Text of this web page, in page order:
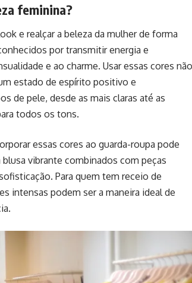
feminina?
e realçar a beleza da mulher de forma
por transmitir energia e
e ao charme. Usar essas cores não
estado de espírito positivo e
de pele, desde as mais claras até as
todos os tons.
essas cores ao guarda-roupa pode
vibrante combinados com peças
Para quem tem receio de
intensas podem ser a maneira ideal de